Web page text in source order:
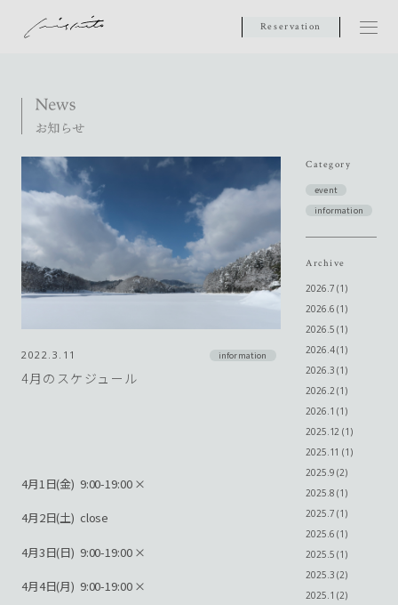
Reservation
2022.3.11 information
4月のスケジュール
4月1日(金) 9:00-19:00 ×
4月2日(土) close
4月3日(日) 9:00-19:00 ×
4月4日(月) 9:00-19:00 ×
Category
event
information
Archive
2026.7 (1)
2026.6 (1)
2026.5 (1)
2026.4 (1)
2026.3 (1)
2026.2 (1)
2026.1 (1)
2025.12 (1)
2025.11 (1)
2025.9 (2)
2025.8 (1)
2025.7 (1)
2025.6 (1)
2025.5 (1)
2025.3 (2)
2025.1 (2)